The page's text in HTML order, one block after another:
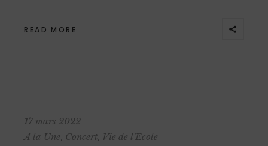
READ MORE
17 mars 2022
A la Une, Concert, Vie de l'Ecole